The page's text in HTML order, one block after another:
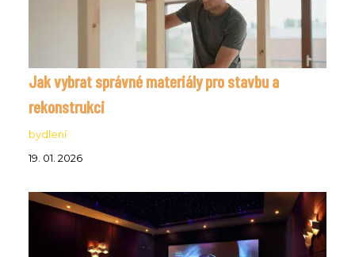
Jak vybrat správné materiály pro stavbu a
rekonstrukci
bydlení
19. 01. 2026